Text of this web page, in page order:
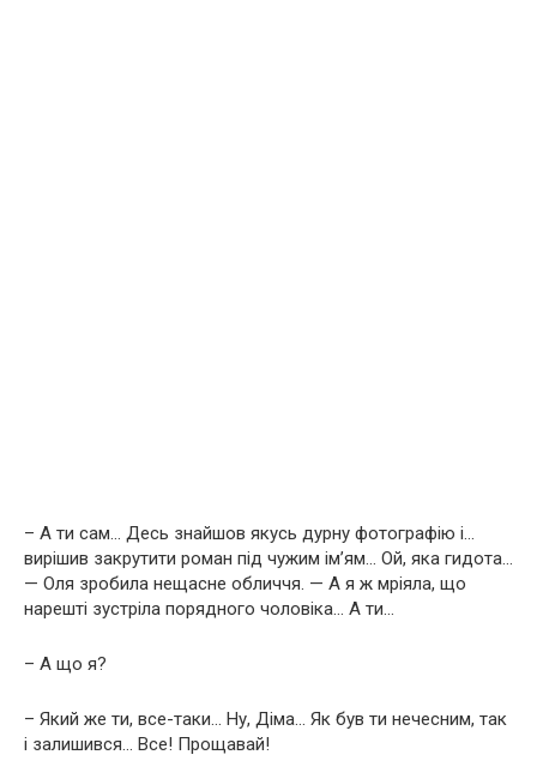
– А ти сам… Десь знайшов якусь дурну фотографію і…
вирішив закрутити роман під чужим ім’ям… Ой, яка гидота…
— Оля зробила нещасне обличчя. — А я ж мріяла, що
нарешті зустріла порядного чоловіка… А ти…
– А що я?
– Який же ти, все-таки… Ну, Діма… Як був ти нечесним, так
і залишився… Все! Прощавай!